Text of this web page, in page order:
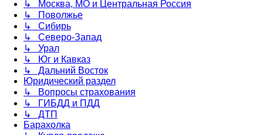
↳ Москва, МО и Центральная Россия
↳ Поволжье
↳ Сибирь
↳ Северо-Запад
↳ Урал
↳ Юг и Кавказ
↳ Дальний Восток
Юридический раздел
↳ Вопросы страхования
↳ ГИБДД и ПДД
↳ ДТП
Барахолка